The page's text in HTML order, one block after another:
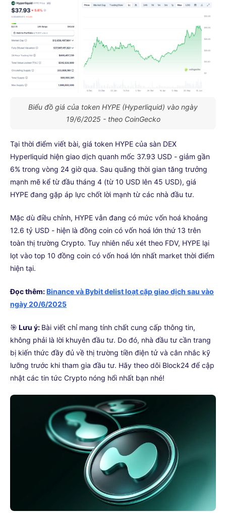
Biểu đồ giá của token HYPE (Hyperliquid) vào ngày
19/6/2025 - theo CoinGecko
Tại thời điểm viết bài, giá token HYPE của sàn DEX
Hyperliquid hiện giao dịch quanh mốc 37.93 USD - giảm gần
6% trong vòng 24 giờ qua. Sau quãng thời gian tăng trưởng
mạnh mẽ kể từ đầu tháng 4 (từ 10 USD lên 45 USD), giá
HYPE đang gặp áp lực chốt lời mạnh từ các nhà đầu tư.
Mặc dù điều chỉnh, HYPE vẫn đang có mức vốn hoá khoảng
12.6 tỷ USD - hiện là đồng coin có vốn hoá lớn thứ 13 trên
toàn thị trường Crypto. Tuy nhiên nếu xét theo FDV, HYPE lại
lọt vào top 10 đồng coin có vốn hoá lớn nhất market thời điểm
hiện tại.
Đọc thêm:Binance và Bybit delist loạt cặp giao dịch sau vào
ngày 20/6/2025
🎯 Lưu ý: Bài viết chỉ mang tính chất cung cấp thông tin,
không phải là lời khuyên đầu tư. Do đó, nhà đầu tư cần trang
bị kiến thức đầy đủ về thị trường tiền điện tử và cân nhắc kỹ
lưỡng trước khi tham gia đầu tư. Hãy theo dõi Block24 để cập
nhật các tin tức Crypto nóng hổi nhất bạn nhé!